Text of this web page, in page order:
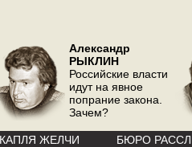
Александр
РЫКЛИН
Российские власти
идут на явное
попрание закона.
Зачем?
КАПЛЯ ЖЕЛЧИ
БЮРО